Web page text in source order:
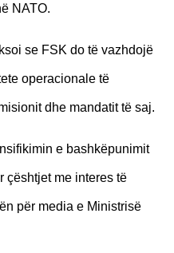
NATO.
se FSK do të vazhdojë
operacionale të
dhe mandatit të saj.
e bashkëpunimit
çështjet me interes të
për media e Ministrisë